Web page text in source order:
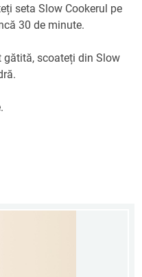
seta Slow Cookerul pe
30 de minute.
gătită, scoateți din Slow